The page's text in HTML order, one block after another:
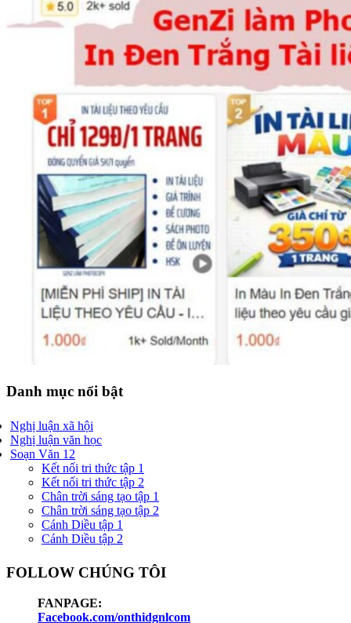
Danh mục nổi bật
Nghị luận xã hội
Nghị luận văn học
Soạn Văn 12
Kết nối tri thức tập 1
Kết nối tri thức tập 2
Chân trời sáng tạo tập 1
Chân trời sáng tạo tập 2
Cánh Diều tập 1
Cánh Diều tập 2
FOLLOW CHÚNG TÔI
FANPAGE:
Facebook.com/onthidgnlcom